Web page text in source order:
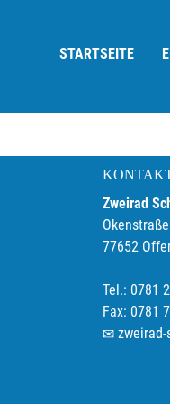
STARTSEITE
Zweirad
77652
Tel.: 0781
Fax: 0781